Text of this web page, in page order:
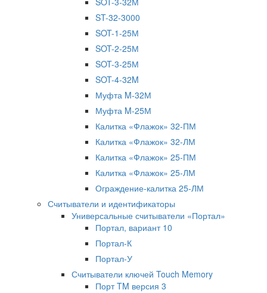
ST-32-3000
SOT-1-25М
SOT-2-25М
SOT-3-25М
SOT-4-32M
Муфта M-32М
Муфта M-25М
Калитка «Флажок» 32-ПМ
Калитка «Флажок» 32-ЛМ
Калитка «Флажок» 25-ПМ
Калитка «Флажок» 25-ЛМ
Ограждение-калитка 25-ЛМ
Считыватели и идентификаторы
Универсальные считыватели «Портал»
Портал, вариант 10
Портал-К
Портал-У
Считыватели ключей Touch Memory
Порт TM версия 3